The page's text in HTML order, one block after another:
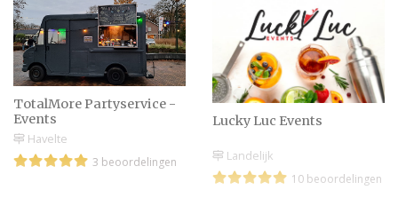
TotalMore Partyservice -
Events
Havelte
3 beoordelingen
Lucky Luc Events
Landelijk
10 beoordelingen